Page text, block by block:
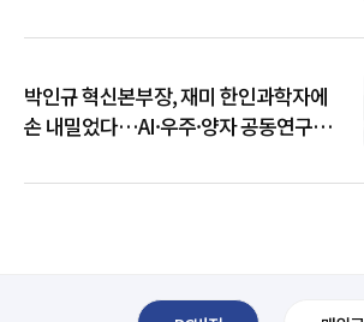
박인규 혁신본부장, 재미 한인과학자에
손 내밀었다…AI·우주·양자 공동연구